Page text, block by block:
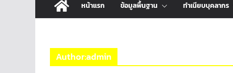
หน้าแรก ข้อมูลพื้นฐาน ทำเนียบบุคลากร
Author:admin